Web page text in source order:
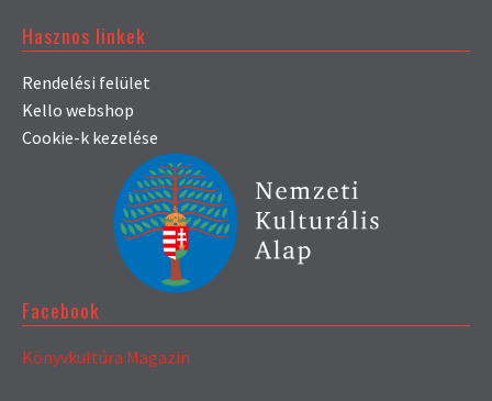
Hasznos linkek
Rendelési felület
Kello webshop
Cookie-k kezelése
Facebook
Könyvkultúra Magazin